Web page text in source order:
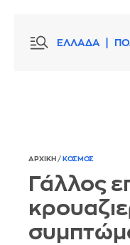
ΕΛΛΑΔΑ
ΑΡΧΙΚΗ / ΚΟΣΜΟΣ
Γάλλος